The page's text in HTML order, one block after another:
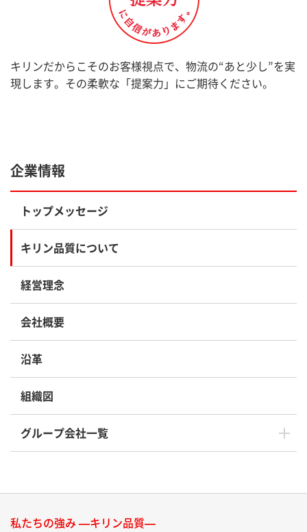
キリンだからこそのお客様視点で、物流の“あと少し”を実
現します。その柔軟な「提案力」にご期待ください。
企業情報
トップメッセージ
キリン品質について
経営理念
会社概要
沿革
組織図
グループ会社一覧
私たちの強み —キリン品質—